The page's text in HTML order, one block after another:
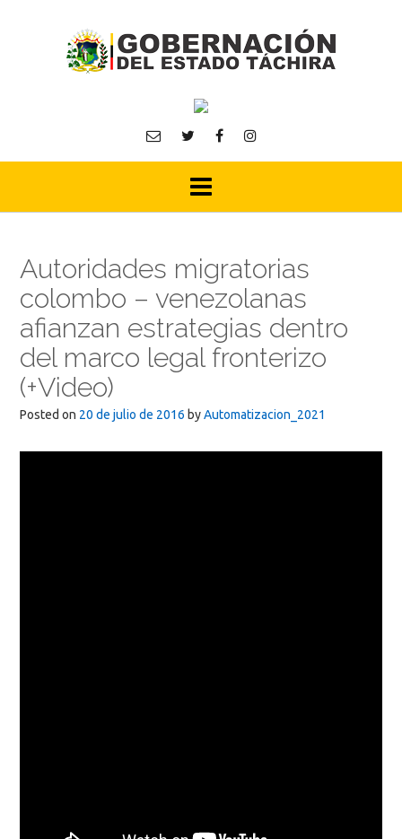
Autoridades migratorias
colombo – venezolanas
afianzan estrategias dentro
del marco legal fronterizo
(+Video)
Posted on 20 de julio de 2016 byAutomatizacion_2021